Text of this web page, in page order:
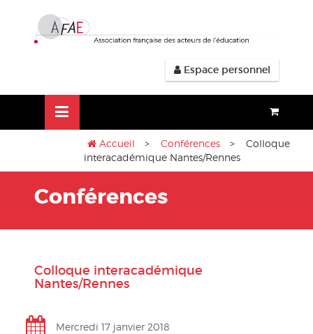
contenu
Espace personnel
Accueil > Conférences
> Colloque
interacadémique Nantes/Rennes
Conférences
Colloque interacadémique
Nantes/Rennes
Mercredi 17 janvier 2018